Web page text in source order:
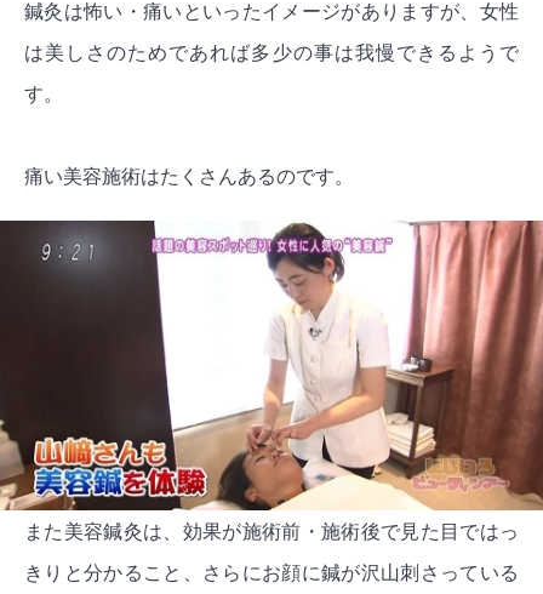
鍼灸は怖い・痛いといったイメージがありますが、女性
は美しさのためであれば多少の事は我慢できるようで
す。
痛い美容施術はたくさんあるのです。
また美容鍼灸は、効果が施術前・施術後で見た目ではっ
きりと分かること、さらにお顔に鍼が沢山刺さっている